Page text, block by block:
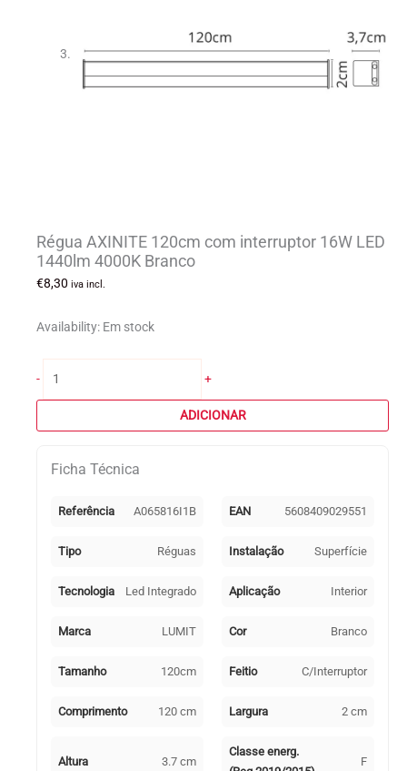
Régua AXINITE 120cm com interruptor 16W LED
1440lm 4000K Branco
€8,30 iva incl.
Availability: Em stock
-
AXINITE
com
16W
1440lm
Branco
+
ADICIONAR
Ficha Técnica
Referência A065816I1B EAN 5608409029551
Tipo Réguas Instalação Superfície
Tecnologia Led Integrado Aplicação Interior
Marca LUMIT Cor Branco
Tamanho 120cm Feitio C/Interruptor
Comprimento 120 cm Largura 2 cm
Altura 3.7 cm
Classe energ.
F